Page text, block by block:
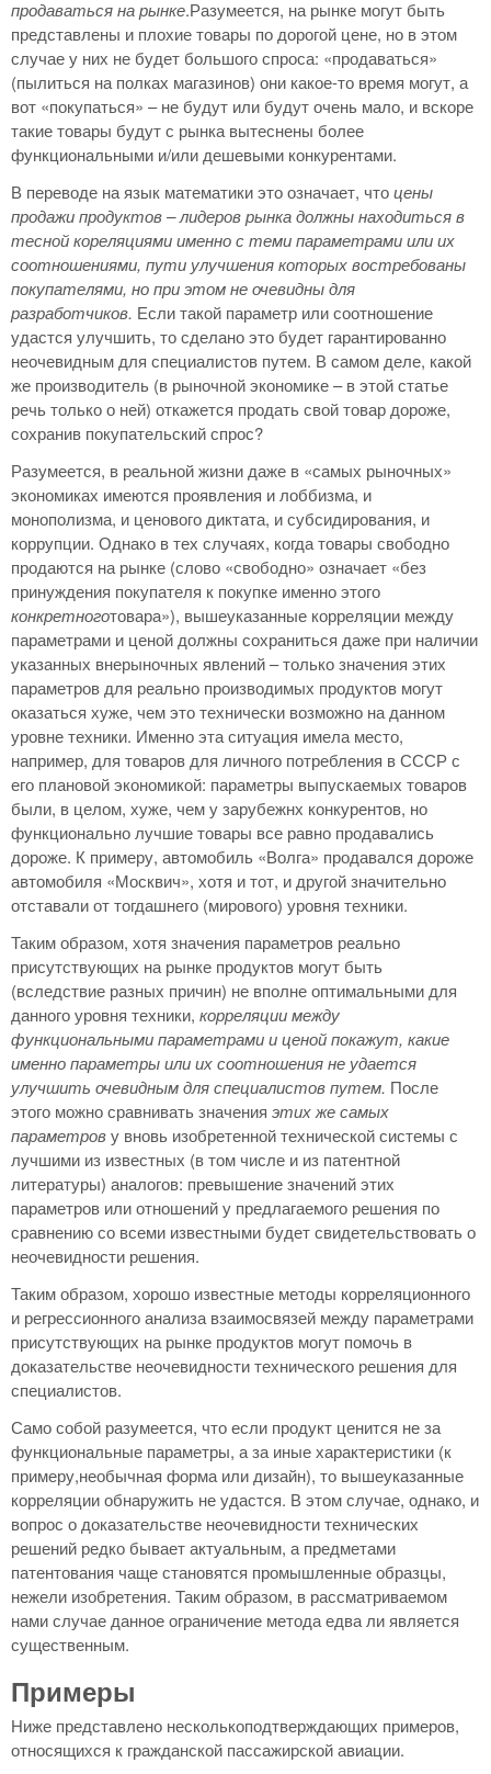
продаваться на рынке.Разумеется, на рынке могут быть
представлены и плохие товары по дорогой цене, но в этом
случае у них не будет большого спроса: «продаваться»
(пылиться на полках магазинов) они какое-то время могут, а
вот «покупаться» – не будут или будут очень мало, и вскоре
такие товары будут с рынка вытеснены более
функциональными и/или дешевыми конкурентами.
В переводе на язык математики это означает, чтоцены
продажи продуктов – лидеров рынка должны находиться в
тесной кореляциями именно с теми параметрами или их
соотношениями, пути улучшения которых востребованы
покупателями, но при этом не очевидны для
разработчиков. Если такой параметр или соотношение
удастся улучшить, то сделано это будет гарантированно
неочевидным для специалистов путем. В самом деле, какой
же производитель (в рыночной экономике – в этой статье
речь только о ней) откажется продать свой товар дороже,
сохранив покупательский спрос?
Разумеется, в реальной жизни даже в «самых рыночных»
экономиках имеются проявления и лоббизма, и
монополизма, и ценового диктата, и субсидирования, и
коррупции. Однако в тех случаях, когда товары свободно
продаются на рынке (слово «свободно» означает «без
принуждения покупателя к покупке именно этого
конкретноготовара»), вышеуказанные корреляции между
параметрами и ценой должны сохраниться даже при наличии
указанных внерыночных явлений – только значения этих
параметров для реально производимых продуктов могут
оказаться хуже, чем это технически возможно на данном
уровне техники. Именно эта ситуация имела место,
например, для товаров для личного потребления в СССР с
его плановой экономикой: параметры выпускаемых товаров
были, в целом, хуже, чем у зарубежнх конкурентов, но
функционально лучшие товары все равно продавались
дороже. К примеру, автомобиль «Волга» продавался дороже
автомобиля «Москвич», хотя и тот, и другой значительно
отставали от тогдашнего (мирового) уровня техники.
Таким образом, хотя значения параметров реально
присутствующих на рынке продуктов могут быть
(вследствие разных причин) не вполне оптимальными для
данного уровня техники, корреляции между
функциональными параметрами и ценой покажут, какие
именно параметры или их соотношения не удается
улучшить очевидным для специалистов путем. После
этого можно сравнивать значения этих же самых
параметрову вновь изобретенной технической системы с
лучшими из известных (в том числе и из патентной
литературы) аналогов: превышение значений этих
параметров или отношений у предлагаемого решения по
сравнению со всеми известными будет свидетельствовать о
неочевидности решения.
Таким образом, хорошо известные методы корреляционного
и регрессионного анализа взаимосвязей между параметрами
присутствующих на рынке продуктов могут помочь в
доказательстве неочевидности технического решения для
специалистов.
Само собой разумеется, что если продукт ценится не за
функциональные параметры, а за иные характеристики (к
примеру,необычная форма или дизайн), то вышеуказанные
корреляции обнаружить не удастся. В этом случае, однако, и
вопрос о доказательстве неочевидности технических
решений редко бывает актуальным, а предметами
патентования чаще становятся промышленные образцы,
нежели изобретения. Таким образом, в рассматриваемом
нами случае данное ограничение метода едва ли является
существенным.
Примеры
Ниже представлено несколькоподтверждающих примеров,
относящихся к гражданской пассажирской авиации.